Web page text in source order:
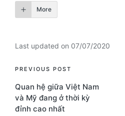
More
Last updated on 07/07/2020
Post
navigation
PREVIOUS POST
Quan hệ giữa Việt Nam
và Mỹ đang ở thời kỳ
đỉnh cao nhất